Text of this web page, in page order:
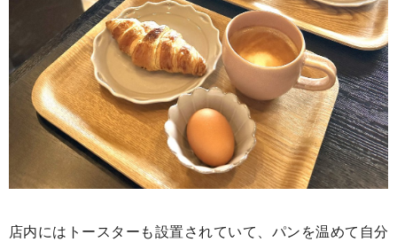
店内にはトースターも設置されていて、パンを温めて自分